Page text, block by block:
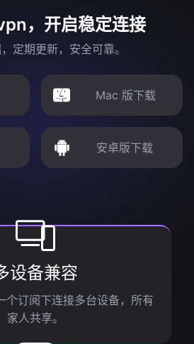
，开启稳定连接
定期更新，安全可靠。
Mac 版下载
安卓版下载
设备兼容
个订阅下连接多台设备，所有
家人共享。